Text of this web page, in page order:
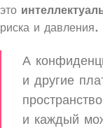
это
риска и давления.
А
и другие
и каждый